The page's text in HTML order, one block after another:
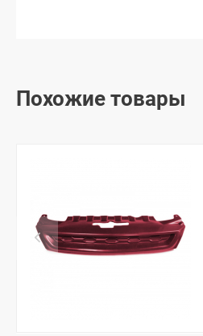
Похожие товары